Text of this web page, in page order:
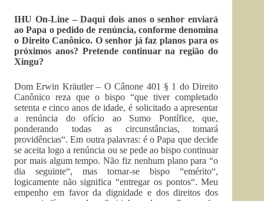
IHU On-Line – Daqui dois anos o senhor enviará
ao Papa o pedido de renúncia, conforme denomina
o Direito Canônico. O senhor já faz planos para os
próximos anos? Pretende continuar na região do
Xingu?
Dom Erwin Kräutler – O Cânone 401 § 1 do Direito
Canônico reza que o bispo “que tiver completado
setenta e cinco anos de idade, é solicitado a apresentar
a renúncia do ofício ao Sumo Pontífice, que,
ponderando todas as circunstâncias, tomará
providências“. Em outra palavras: é o Papa que decide
se aceita logo a renúncia ou se pede ao bispo continuar
por mais algum tempo. Não fiz nenhum plano para “o
dia seguinte“, mas tornar-se bispo “emérito“,
logicamente não significa “entregar os pontos“. Meu
empenho em favor da dignidade e dos direitos dos